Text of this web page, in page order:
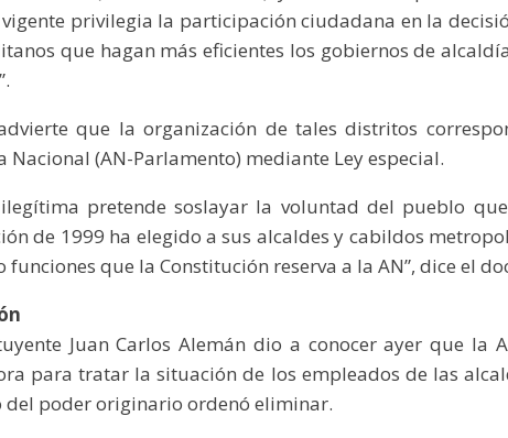
privilegia la participación ciudadana en la
que hagan más eficientes los gobiernos de
que la organización de tales distritos
Nacional (AN-Parlamento) mediante Ley especial.
ilegítima pretende soslayar la voluntad del pueblo
de 1999 ha elegido a sus alcaldes y cabildos
funciones que la Constitución reserva a la AN”, dice el
Juan Carlos Alemán dio a conocer ayer que la
para tratar la situación de los empleados de las
del poder originario ordenó eliminar.